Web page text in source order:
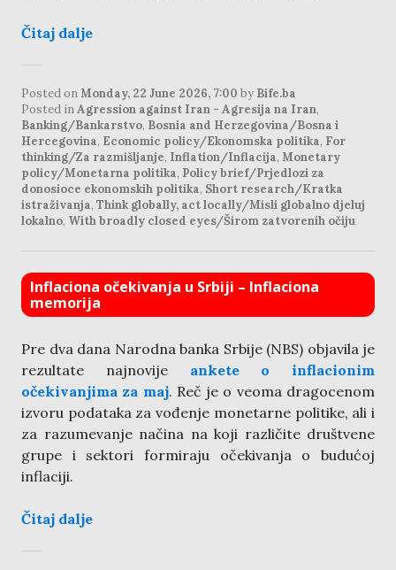
Čitaj dalje
Posted on Monday, 22 June 2026, 7:00 by Bife.ba
Posted inAgression against Iran - Agresija na Iran,
Banking/Bankarstvo, Bosnia and Herzegovina/Bosna i
Hercegovina, Economic policy/Ekonomska politika, For
thinking/Za razmišljanje, Inflation/Inflacija, Monetary
policy/Monetarna politika, Policy brief/Prjedlozi za
donosioce ekonomskih politika, Short research/Kratka
istraživanja, Think globally, act locally/Misli globalno djeluj
lokalno, With broadly closed eyes/Širom zatvorenih očiju
Inflaciona očekivanja u Srbiji – Inflaciona
memorija
Pre dva dana Narodna banka Srbije (NBS) objavila je
rezultate najnovije ankete o inflacionim
očekivanjima za maj. Reč je o veoma dragocenom
izvoru podataka za vođenje monetarne politike, ali i
za razumevanje načina na koji različite društvene
grupe i sektori formiraju očekivanja o budućoj
inflaciji.
Čitaj dalje